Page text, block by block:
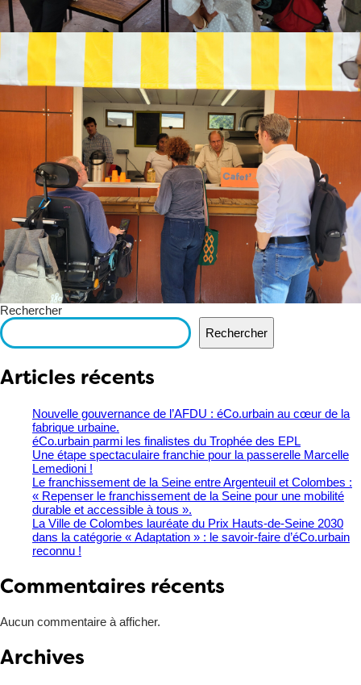
Rechercher
Rechercher
Articles récents
Nouvelle gouvernance de l’AFDU : éCo.urbain au cœur de la
fabrique urbaine.
éCo.urbain parmi les finalistes du Trophée des EPL
​Une étape spectaculaire franchie pour la passerelle Marcelle
Lemedioni !
Le franchissement de la Seine entre Argenteuil et Colombes :
« Repenser le franchissement de la Seine pour une mobilité
durable et accessible à tous ».
La Ville de Colombes lauréate du Prix Hauts-de-Seine 2030
dans la catégorie « Adaptation » : le savoir-faire d’éCo.urbain
reconnu !
Commentaires récents
Aucun commentaire à afficher.
Archives